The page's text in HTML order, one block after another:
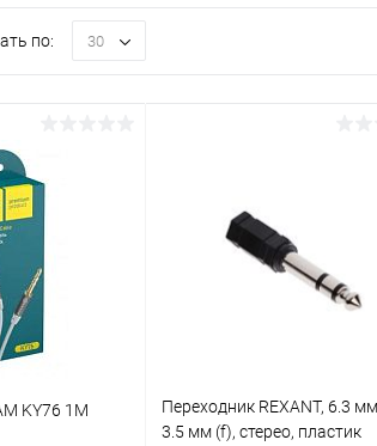
по: 30
KY76 1М
Переходник REXANT, 6.3
3.5 мм (f), стерео, пластик